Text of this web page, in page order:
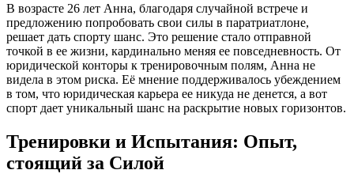
В возрасте 26 лет Анна, благодаря случайной встрече и
предложению попробовать свои силы в паратриатлоне,
решает дать спорту шанс. Это решение стало отправной
точкой в ее жизни, кардинально меняя ее повседневность. От
юридической конторы к тренировочным полям, Анна не
видела в этом риска. Её мнение поддерживалось убеждением
в том, что юридическая карьера ее никуда не денется, а вот
спорт дает уникальный шанс на раскрытие новых горизонтов.
Тренировки и Испытания: Опыт,
стоящий за Силой